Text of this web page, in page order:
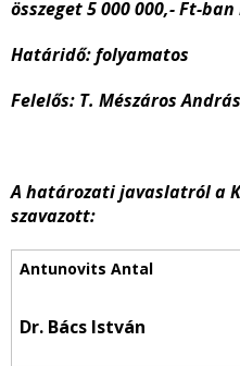
összeget 5 000 000,- Ft-
Határidő: folyamatos
Felelős: T. Mészáros
A határozati javaslatról a
szavazott:
Dr. Bács István